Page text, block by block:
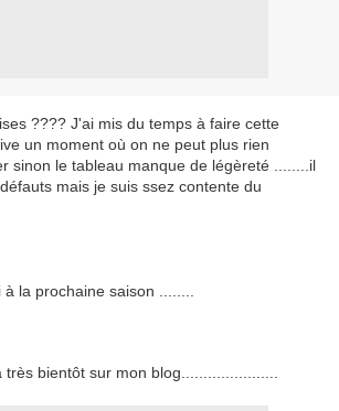
???? J'ai mis du temps à faire cette
un moment où on ne peut plus rien
sinon le tableau manque de légèreté ........il
mais je suis ssez contente du
la prochaine saison ........
bientôt sur mon blog......................